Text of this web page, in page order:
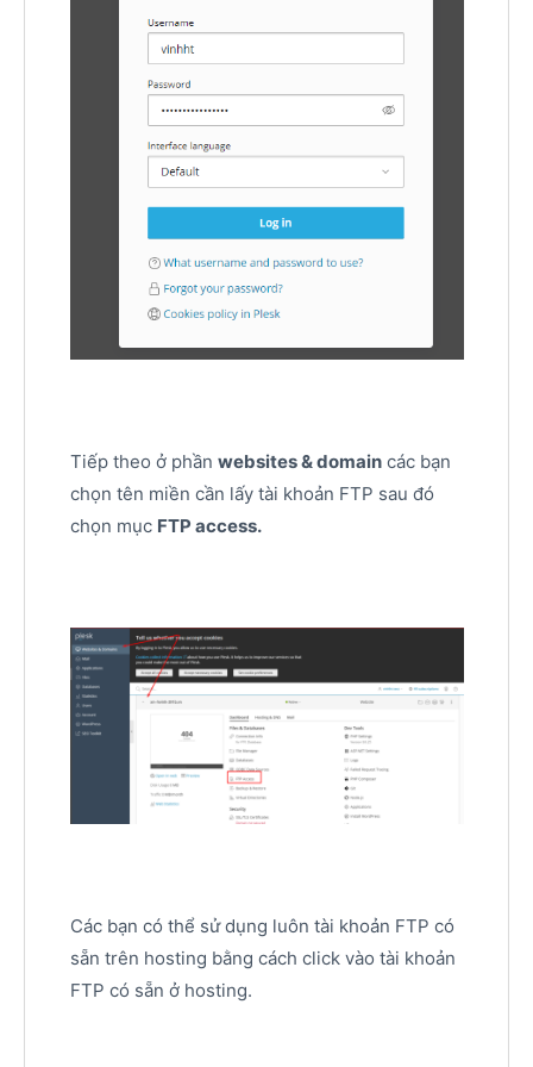
Tiếp theo ở phần websites & domaincác bạn
chọn tên miền cần lấy tài khoản FTP sau đó
chọn mục FTP access.
Các bạn có thể sử dụng luôn tài khoản FTP có
sẵn trên hosting bằng cách click vào tài khoản
FTP có sẵn ở hosting.